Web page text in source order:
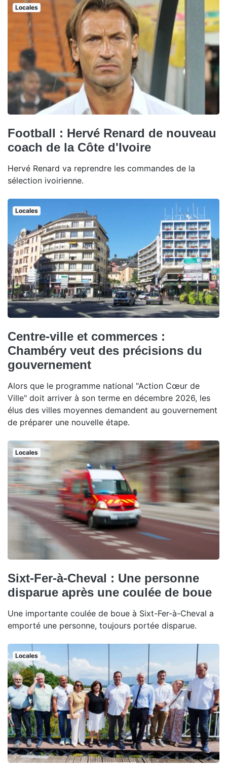
Locales
Football : Hervé Renard de nouveau
coach de la Côte d'Ivoire
Hervé Renard va reprendre les commandes de la
sélection ivoirienne.
Locales
Centre-ville et commerces :
Chambéry veut des précisions du
gouvernement
Alors que le programme national "Action Cœur de
Ville" doit arriver à son terme en décembre 2026, les
élus des villes moyennes demandent au gouvernement
de préparer une nouvelle étape.
Locales
Sixt-Fer-à-Cheval : Une personne
disparue après une coulée de boue
Une importante coulée de boue à Sixt-Fer-à-Cheval a
emporté une personne, toujours portée disparue.
Locales